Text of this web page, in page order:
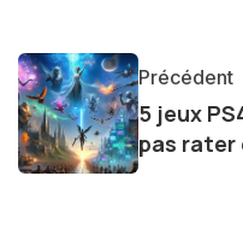
et bien d'autres
d'une curiosité
dernières tendances
avec enthousiasme
l'exploration
Précédent
5 jeux
pas rater